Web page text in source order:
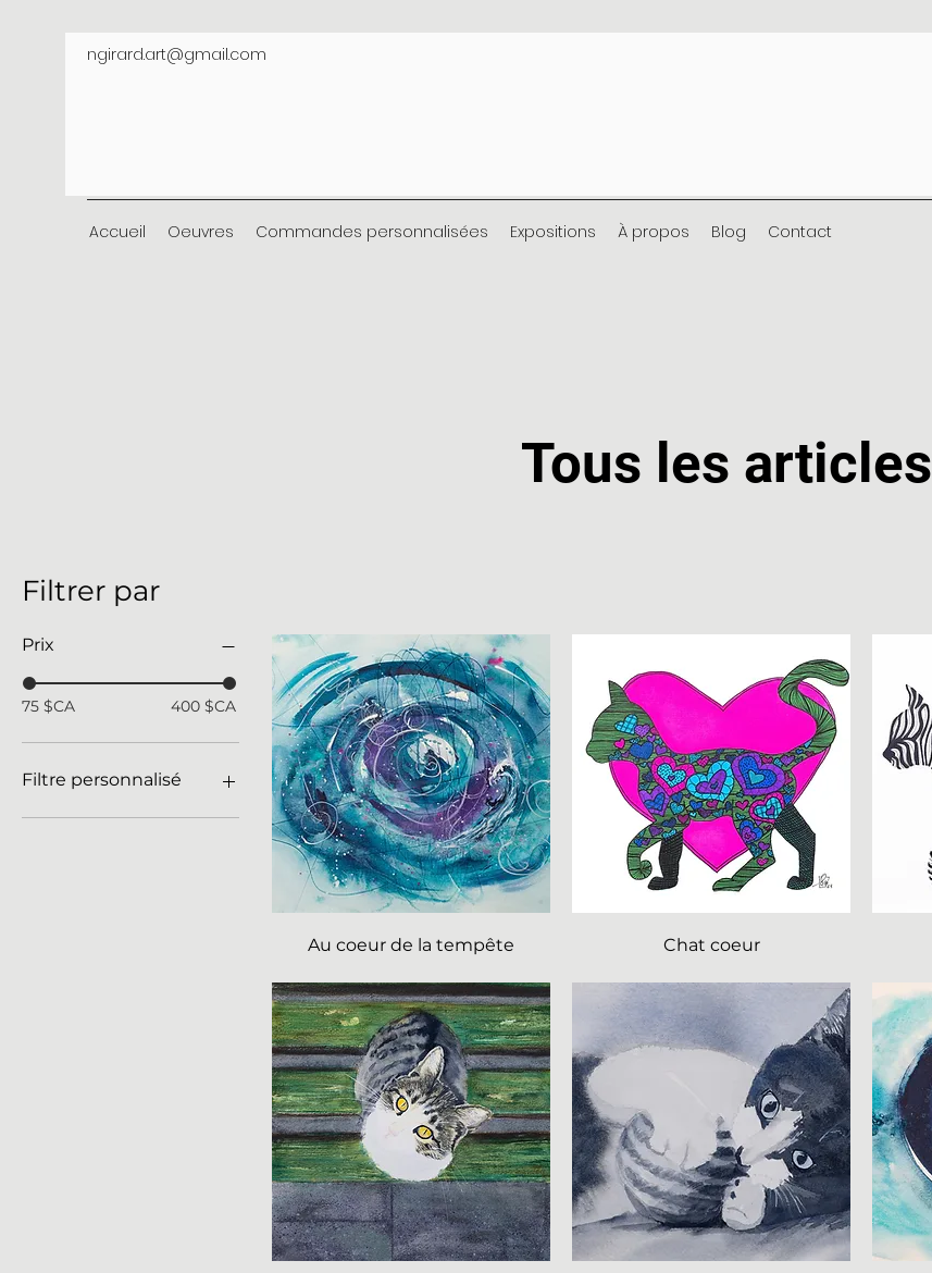
ngirard.art@gmail.com
Accueil Oeuvres Commandes personnalisées Expositions À propos Blog Contact
Tous les articles
Filtrer par
Prix
75 $CA 400 $CA
Filtre personnalisé
Aquarelles
Au coeur de la tempête Chat coeur